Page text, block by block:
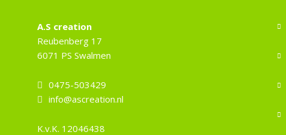
A.S creation
Reubenberg 17
6071 PS Swalmen
0475-503429
info@ascreation.nl
K.v.K. 12046438